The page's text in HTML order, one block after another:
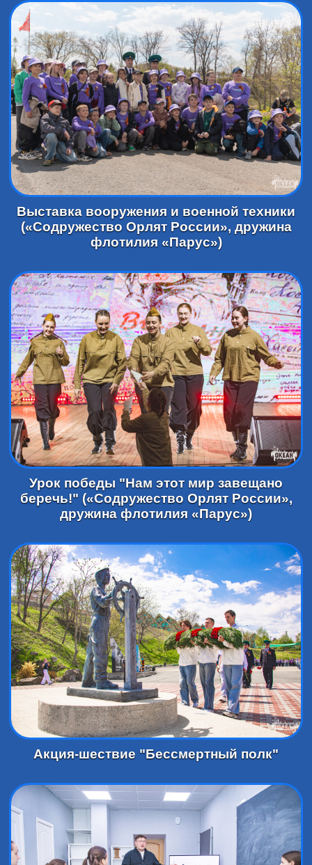
Выставка вооружения и военной техники
(«Содружество Орлят России», дружина
флотилия «Парус»)
Урок победы "Нам этот мир завещано
беречь!" («Содружество Орлят России»,
дружина флотилия «Парус»)
Акция-шествие "Бессмертный полк"